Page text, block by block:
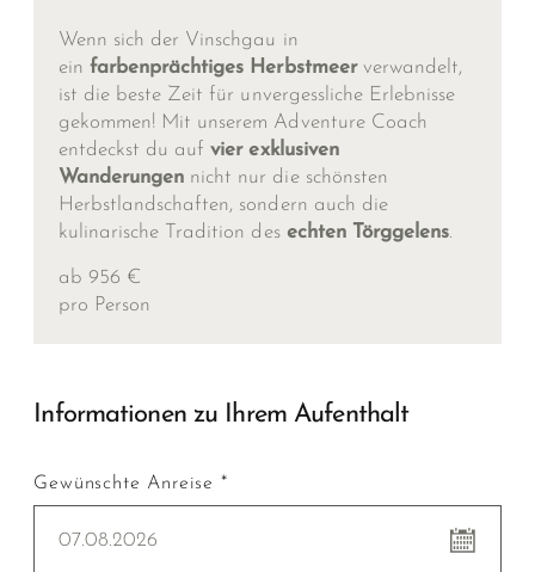
Wenn sich der Vinschgau in
einfarbenprächtiges Herbstmeerverwandelt,
ist die beste Zeit für unvergessliche Erlebnisse
gekommen! Mit unserem Adventure Coach
entdeckst du aufvier exklusiven
Wanderungen nicht nur die schönsten
Herbstlandschaften, sondern auch die
kulinarische Tradition des echten Törggelens.
ab 956 €
pro Person
Informationen zu Ihrem Aufenthalt
Gewünschte Anreise *
07.08.2026